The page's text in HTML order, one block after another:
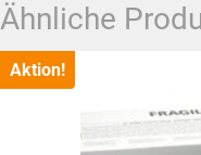
Ähnliche
Aktion!